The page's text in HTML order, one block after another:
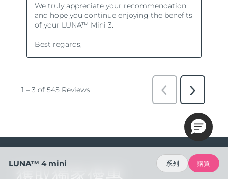
LUNA™ 4 mini 系列 購買